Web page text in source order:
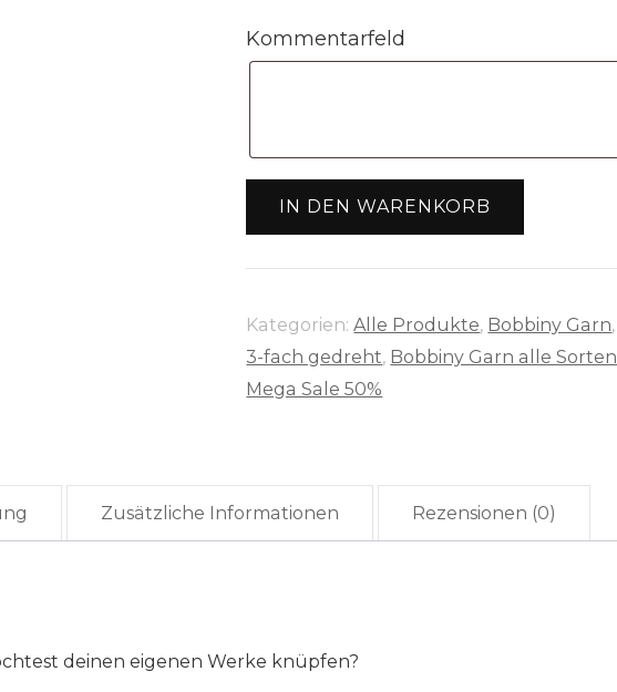
Kommentarfeld
Bobbiny
Garn
(3mm
fach
IN DEN WARENKORB
Kategorien:Alle Produkte, Bobbiny Garn,
3-fach gedreht, Bobbiny Garn alle Sorten
Mega Sale 50%
Zusätzliche Informationen Rezensionen (0)
deinen eigenen Werke knüpfen?